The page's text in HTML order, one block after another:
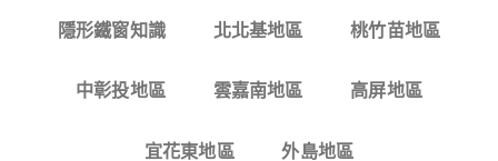
隱形鐵窗知識 北北基地區 桃竹苗地區
中彰投地區 雲嘉南地區 高屏地區
宜花東地區 外島地區